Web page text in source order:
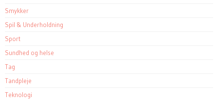
Smykker
Spil & Underholdning
Sport
Sundhed og helse
Tag
Tandpleje
Teknologi